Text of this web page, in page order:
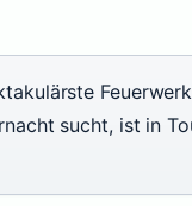
sucht, ist in